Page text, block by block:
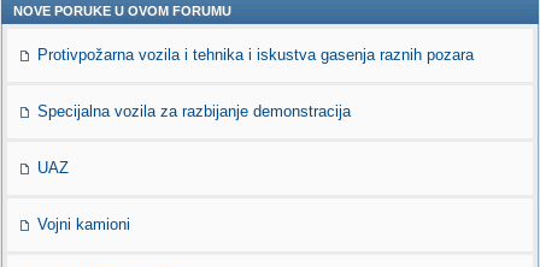
NOVE PORUKE U OVOM FORUMU
Protivpožarna vozila i tehnika i iskustva gasenja raznih pozara
Specijalna vozila za razbijanje demonstracija
UAZ
Vojni kamioni